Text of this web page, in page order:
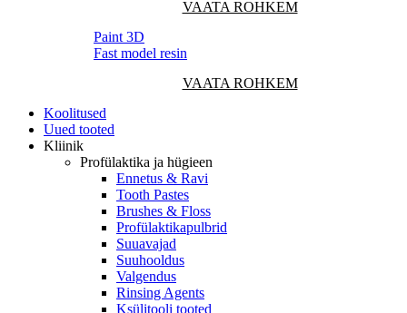
VAATA ROHKEM
Paint 3D
Fast model resin
VAATA ROHKEM
Koolitused
Uued tooted
Kliinik
Profülaktika ja hügieen
Ennetus & Ravi
Tooth Pastes
Brushes & Floss
Profülaktikapulbrid
Suuavajad
Suuhooldus
Valgendus
Rinsing Agents
Ksülitooli tooted